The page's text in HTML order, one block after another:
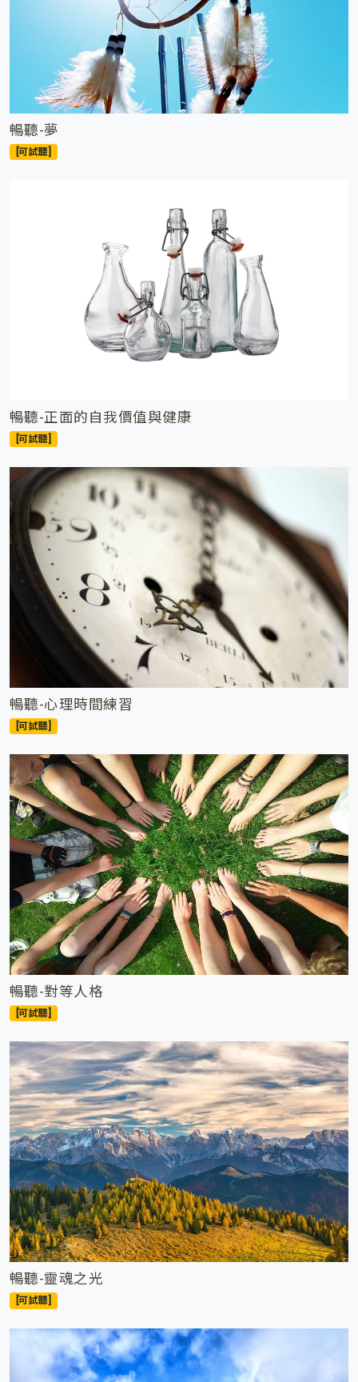
暢聽-夢
[可試聽]
暢聽-正面的自我價值與健康
[可試聽]
暢聽-心理時間練習
[可試聽]
暢聽-對等人格
[可試聽]
暢聽-靈魂之光
[可試聽]